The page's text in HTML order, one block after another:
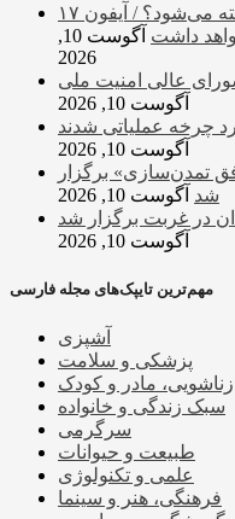
رکورد ۱۵ ساله آیفون شکسته می‌شود؟ / آیفون ۱۷
داشت
آگوست 10,
2026
عالی امنیت ملی
آگوست 10, 2026
چرخه عملیاتی شدند
آگوست 10, 2026
تمدن‌سازی» برگزار
شد آگوست 10, 2026
در غربت برگزار شد
آگوست 10, 2026
مهم‌ترین تایپک‌های مجله فارسی
آشپزی
پزشکی و سلامت
زناشویی، مادر و کودک
سبک زندگی و خانواده
سرگرمی
طبیعت و حیوانات
علمی و تکنولوژی
فرهنگی، هنر و سینما